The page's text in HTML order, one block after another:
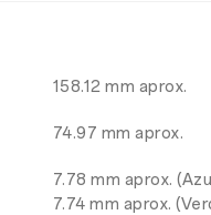
158.12 mm aprox.
74.97 mm aprox.
7.78 mm aprox.
7.74 mm aprox.